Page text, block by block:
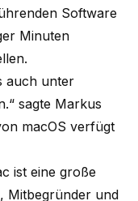
Software
Minuten
auch unter
sagte Markus
macOS verfügt
ist eine große
Mitbegründer und